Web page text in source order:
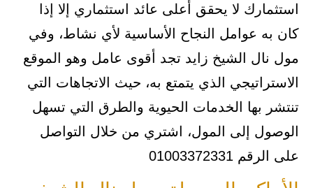
استثمارك لا يحقق أعلى عائد استثماري إلا إذا
كان به عوامل النجاح الأساسية لأي نشاط، وفي
مول نال الشيخ زايد تجد أقوى عامل وهو الموقع
الاستراتيجي الذي يتمتع به، حيث الاتجاهات التي
تنتشر بها الخدمات الحيوية والطرق التي تسهل
الوصول إلى المول، اشتري من خلال التواصل
على الرقم 01003372331